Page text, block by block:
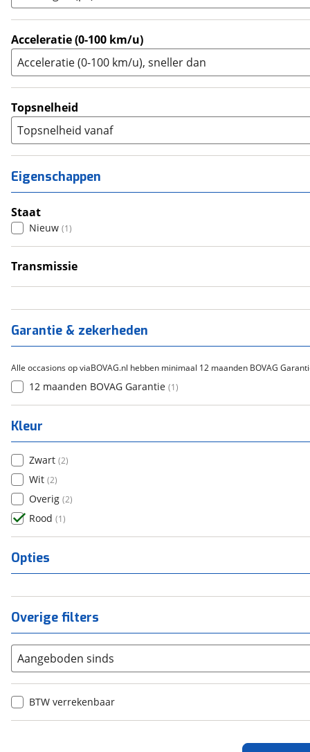
Zijspan 0)
Acceleratie (0-100 km/u)
Acceleratie (0-100 km/u), sneller dan
Topsnelheid
Topsnelheid vanaf
Eigenschappen
Staat
Nieuw (1)
Transmissie
Garantie & zekerheden
Alle occasions op viaBOVAG.nl hebben minimaal 12 maanden BOVAG
12 maanden BOVAG Garantie (1)
Kleur
Zwart (2)
Wit (2)
Overig (2)
Rood (1)
Opties
Overige filters
Aangeboden sinds
BTW verrekenbaar